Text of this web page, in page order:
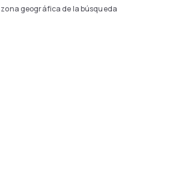
geográfica de la búsqueda